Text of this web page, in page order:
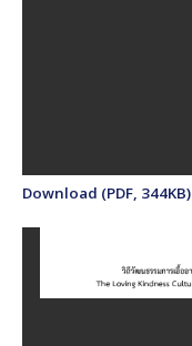
Download (PDF, 344KB)